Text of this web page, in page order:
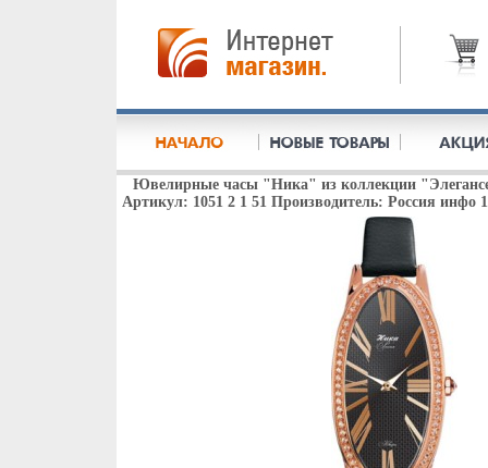
Ювелирные часы "Ника" из коллекции
Артикул: 1051 2 1 51 Производитель: Россия инфо